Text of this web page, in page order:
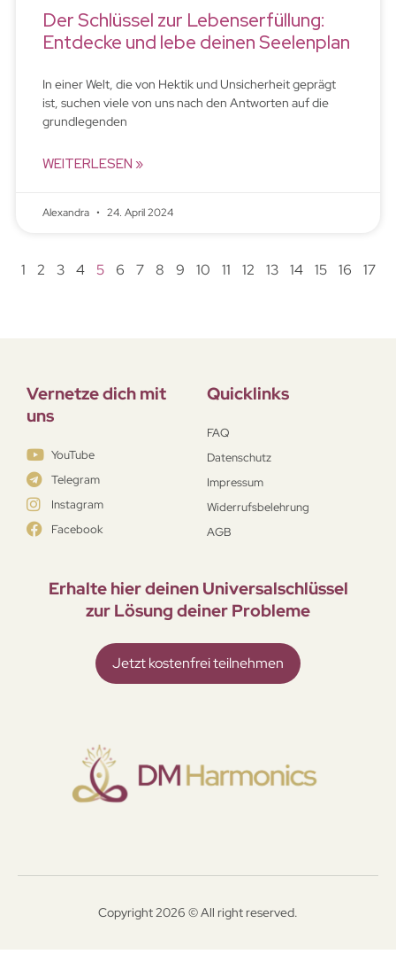
Der Schlüssel zur Lebenserfüllung:
Entdecke und lebe deinen Seelenplan
In einer Welt, die von Hektik und Unsicherheit geprägt
ist, suchen viele von uns nach den Antworten auf die
grundlegenden
WEITERLESEN »
Alexandra 24. April 2024
1 2 3 4 5 6 7 8 9 10 11 12 13 14 15 16 17
Vernetze dich mit
uns
YouTube
Telegram
Instagram
Facebook
Quicklinks
FAQ
Datenschutz
Impressum
Widerrufsbelehrung
AGB
Erhalte hier deinen Universal­schlüssel
zur Lösung deiner Probleme
Jetzt kostenfrei teilnehmen
Copyright 2026 © All right reserved.